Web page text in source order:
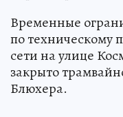
Временные
по техническому
сети на улице
закрыто
Блюхера.